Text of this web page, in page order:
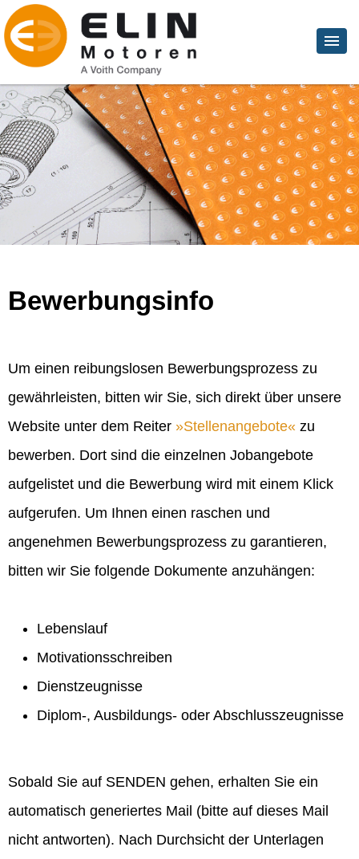
Bewerbungsinfo
Um einen reibungslosen Bewerbungsprozess zu
gewährleisten, bitten wir Sie, sich direkt über unsere
Website unter dem Reiter
Stellenangebote
zu
bewerben. Dort sind die einzelnen Jobangebote
aufgelistet und die Bewerbung wird mit einem Klick
aufgerufen. Um Ihnen einen raschen und
angenehmen Bewerbungsprozess zu garantieren,
bitten wir Sie folgende Dokumente anzuhängen:
Lebenslauf
Motivationsschreiben
Dienstzeugnisse
Diplom-, Ausbildungs- oder Abschlusszeugnisse
Sobald Sie auf SENDEN gehen, erhalten Sie ein
automatisch generiertes Mail (bitte auf dieses Mail
nicht antworten). Nach Durchsicht der Unterlagen